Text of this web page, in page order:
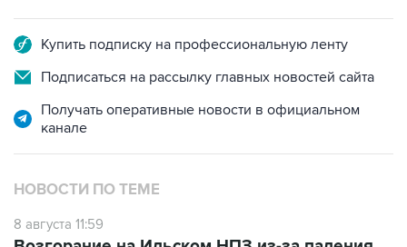
Купить подписку на профессиональную ленту
Подписаться на рассылку главных новостей сайта
Получать оперативные новости в официальном
канале
НОВОСТИ ПО ТЕМЕ
8 августа 11:59